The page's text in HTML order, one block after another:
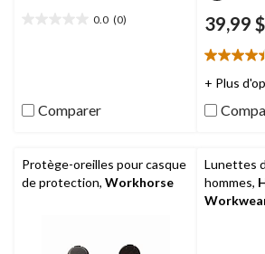
0.0 (0)
Comparer
39,99 $
4.4
étoile(s)
5.
+ Plus
Protège-oreilles pour casque
de protection, Workhorse
Lunettes
hommes,